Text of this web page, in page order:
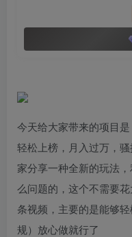
今天给大家带来的项目
轻松上榜，月入过万，
家分享一种全新的玩法
么问题的，这个不需要
条视频，主要的是能够
规）放心做就行了